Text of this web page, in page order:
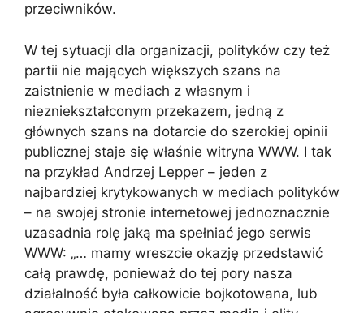
przeciwników.
W tej sytuacji dla organizacji, polityków czy też
partii nie mających większych szans na
zaistnienie w mediach z własnym i
niezniekształconym przekazem, jedną z
głównych szans na dotarcie do szerokiej opinii
publicznej staje się właśnie witryna WWW. I tak
na przykład Andrzej Lepper – jeden z
najbardziej krytykowanych w mediach polityków
– na swojej stronie internetowej jednoznacznie
uzasadnia rolę jaką ma spełniać jego serwis
WWW: „… mamy wreszcie okazję przedstawić
całą prawdę, ponieważ do tej pory nasza
działalność była całkowicie bojkotowana, lub